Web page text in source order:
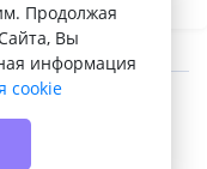
интерьеров
о совершенном сне
Продолжая
Вы
информация
cookie